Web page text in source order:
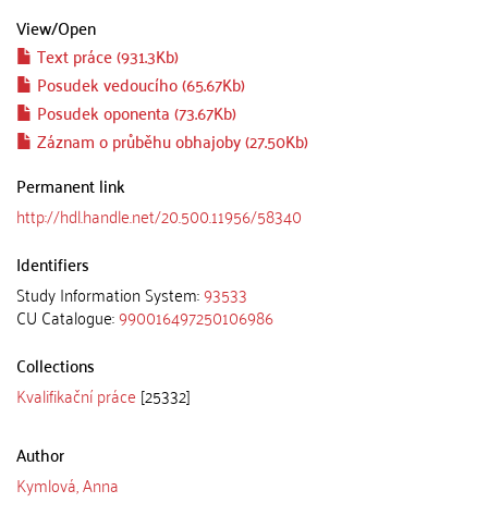
View/Open
Text práce (931.3Kb)
Posudek vedoucího (65.67Kb)
Posudek oponenta (73.67Kb)
Záznam o průběhu obhajoby (27.50Kb)
Permanent link
http://hdl.handle.net/20.500.11956/58340
Identifiers
Study Information System:93533
CU Catalogue:990016497250106986
Collections
Kvalifikační práce [25332]
Author
Kymlová, Anna